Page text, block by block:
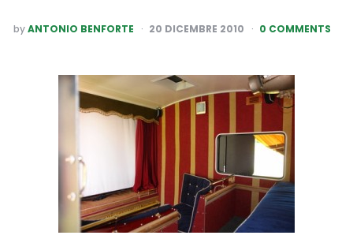
POSTED
BY
byANTONIO BENFORTE 20 DICEMBRE 2010 0 COMMENTS